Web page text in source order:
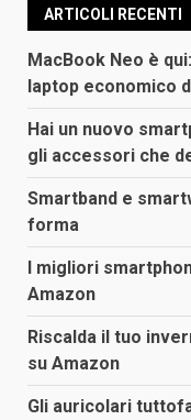
ARTICOLI RECENTI
MacBook Neo è
laptop economico
Hai un nuovo
gli accessori che
Smartband e
forma
I migliori
Amazon
Riscalda il tuo
su Amazon
Gli auricolari